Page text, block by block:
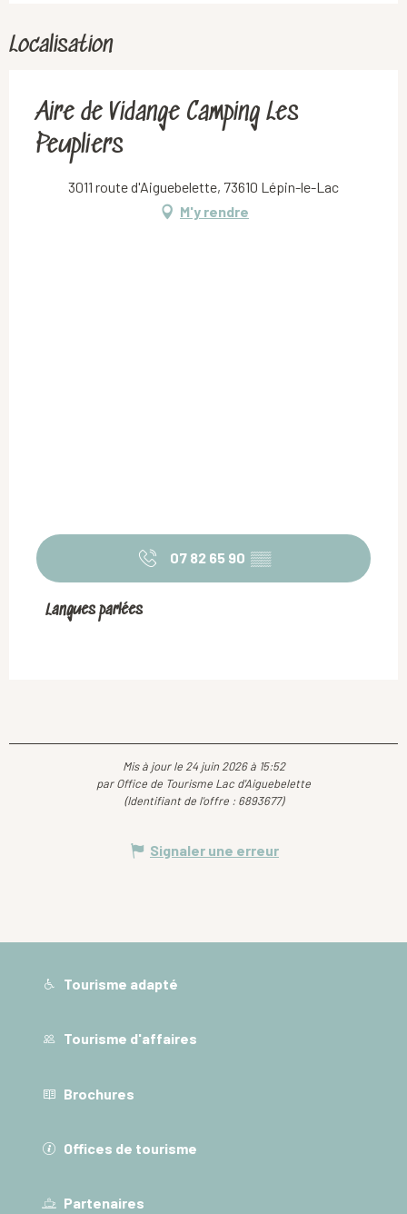
Localisation
Aire de Vidange Camping Les
Peupliers
3011 route d'Aiguebelette, 73610 Lépin-le-Lac
M'y rendre
07 82 65 90 ▒▒
Langues parlées
Langues parlées
Mis à jour le 24 juin 2026 à 15:52
par Office de Tourisme Lac d'Aiguebelette
(Identifiant de l'offre : 6893677)
Signaler une erreur
Tourisme adapté
Tourisme d'affaires
Brochures
Offices de tourisme
Partenaires